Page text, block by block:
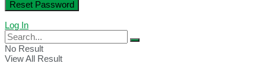
Log In
No Result
View All Result